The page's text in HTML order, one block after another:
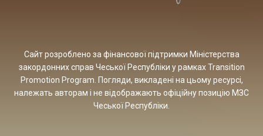
Сайт розроблено за фінансової підтримки Міністерства
закордонних справ Чеської Республіки у рамках Transition
Promotion Program. Погляди, викладені на цьому ресурсі,
належать авторам і не відображають офіційну позицію МЗС
Чеської Республіки.